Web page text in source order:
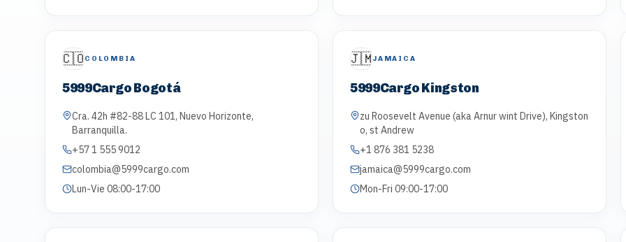
🇨🇴COLOMBIA
5999Cargo Bogotá
Cra. 42h #82-88 LC 101, Nuevo Horizonte,
Barranquilla.
+57 1 555 9012
colombia@5999cargo.com
Lun-Vie 08:00-17:00
🇯🇲JAMAICA
5999Cargo Kingston
zu Roosevelt Avenue (aka Arnur wint Drive), Kingston
o, st Andrew
+1 876 381 5238
jamaica@5999cargo.com
Mon-Fri 09:00-17:00